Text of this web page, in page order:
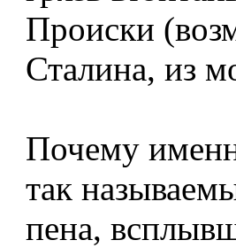
Происки
Сталина, из
Почему
так
пена,